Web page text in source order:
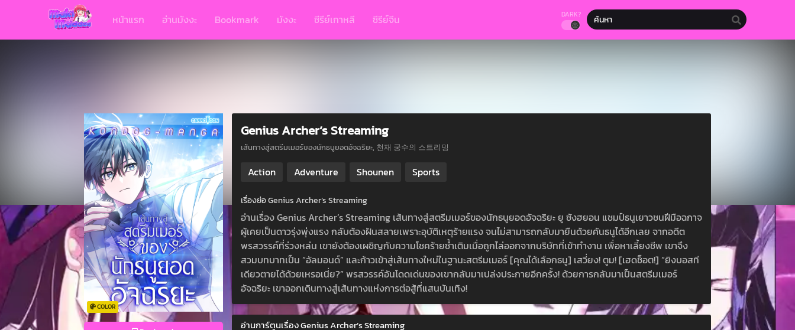
หน้าแรก อ่านมังงะ Bookmark มังงะ ซีรีย์เกาหลี ซีรีย์จีน DARK?
COLOR
Genius Archer’s Streaming
เส้นทางสู่สตรีมเมอร์ของนักธนูยอดอัจฉริยะ, 천재 궁수의 스트리밍
Action Adventure Shounen Sports
เรื่องย่อ Genius Archer’s Streaming
อ่านเรื่อง Genius Archer’s Streaming เส้นทางสู่สตรีมเมอร์ของนักธนูยอดอัจฉริยะ ยู ซังฮยอน แชมป์ธนูเยาวชนฝีมือฉกาจ
ผู้เคยเป็นดาวรุ่งพุ่งแรง กลับต้องฝันสลายเพราะอุบัติเหตุร้ายแรง จนไม่สามารถกลับมายืนด้วยคันธนูได้อีกเลย จากอดีต
พรสวรรค์ที่ร่วงหล่น เขายังต้องเผชิญกับความโชคร้ายซ้ำเติมเมื่อถูกไล่ออกจากบริษัทที่เข้าทำงาน เพื่อหาเลี้ยงชีพ เขาจึง
สวมบทบาทเป็น “อัลมอนด์” และก้าวเข้าสู่เส้นทางใหม่ในฐานะสตรีมเมอร์ [คุณได้เลือกธนู] เสวี่ยง! ตูม! [เฮดช็อต!] “ยิงบอสที
เดียวตายได้ด้วยเหรอเนี่ย?” พรสวรรค์อันโดดเด่นของเขากลับมาเปล่งประกายอีกครั้ง! ด้วยการกลับมาเป็นสตรีมเมอร์
อัจฉริยะ เขาออกเดินทางสู่เส้นทางแห่งการต่อสู้ที่แสนบันเทิง!
อ่านการ์ตูนเรื่อง Genius Archer’s Streaming